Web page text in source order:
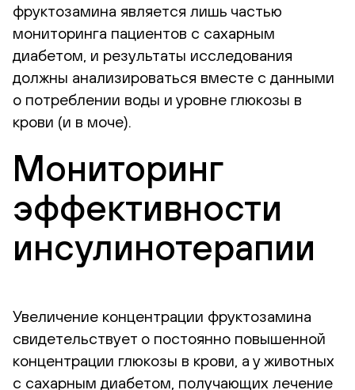
фруктозамина является лишь частью
мониторинга пациентов с сахарным
диабетом, и результаты исследования
должны анализироваться вместе с данными
о потреблении воды и уровне глюкозы в
крови (и в моче).
Мониторинг
эффективности
инсулинотерапии
Увеличение концентрации фруктозамина
свидетельствует о постоянно повышенной
концентрации глюкозы в крови, а у животных
с сахарным диабетом, получающих лечение